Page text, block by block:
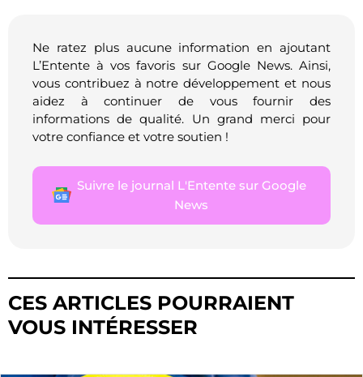
Ne ratez plus aucune information en ajoutant
L’Entente à vos favoris sur Google News. Ainsi,
vous contribuez à notre développement et nous
aidez à continuer de vous fournir des
informations de qualité. Un grand merci pour
votre confiance et votre soutien !
Suivre le journal L'Entente sur Google
News
CES ARTICLES POURRAIENT
VOUS INTÉRESSER